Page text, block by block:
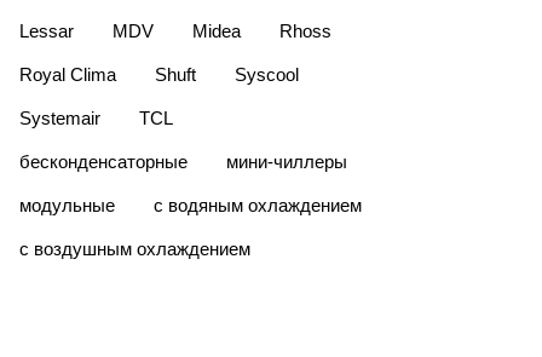
Lessar MDV Midea Rhoss
Royal Clima Shuft Syscool
Systemair TCL
бесконденсаторные мини-чиллеры
модульные с водяным охлаждением
с воздушным охлаждением